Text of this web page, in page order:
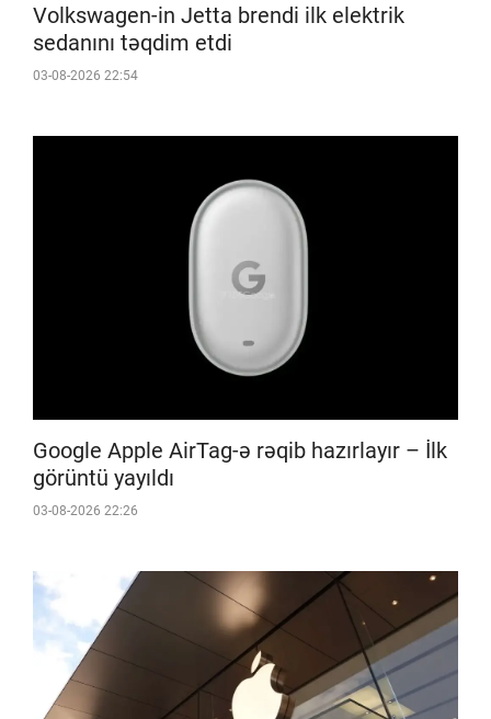
Volkswagen-in Jetta brendi ilk elektrik
sedanını təqdim etdi
03-08-2026 22:54
Google Apple AirTag-ə rəqib hazırlayır – İlk
görüntü yayıldı
03-08-2026 22:26